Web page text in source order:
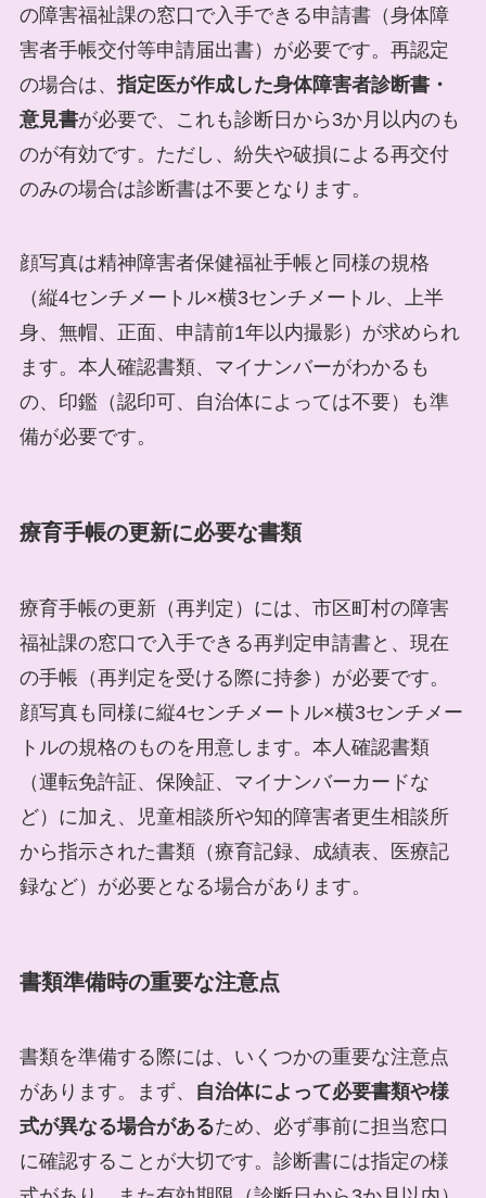
の障害福祉課の窓口で入手できる申請書（身体障
害者手帳交付等申請届出書）が必要です。再認定
の場合は、 指定医が作成した身体障害者診断書・
意見書が必要で、これも診断日から3か月以内のも
のが有効です。ただし、紛失や破損による再交付
のみの場合は診断書は不要となります。
顔写真は精神障害者保健福祉手帳と同様の規格
（縦4センチメートル×横3センチメートル、上半
身、無帽、正面、申請前1年以内撮影）が求められ
ます。本人確認書類、マイナンバーがわかるも
の、印鑑（認印可、自治体によっては不要）も準
備が必要です。
療育手帳の更新に必要な書類
療育手帳の更新（再判定）には、市区町村の障害
福祉課の窓口で入手できる再判定申請書と、現在
の手帳（再判定を受ける際に持参）が必要です。
顔写真も同様に縦4センチメートル×横3センチメー
トルの規格のものを用意します。本人確認書類
（運転免許証、保険証、マイナンバーカードな
ど）に加え、児童相談所や知的障害者更生相談所
から指示された書類（療育記録、成績表、医療記
録など）が必要となる場合があります。
書類準備時の重要な注意点
書類を準備する際には、いくつかの重要な注意点
があります。まず、
自治体によって必要書類や様
式が異なる場合があるため、必ず事前に担当窓口
に確認することが大切です。診断書には指定の様